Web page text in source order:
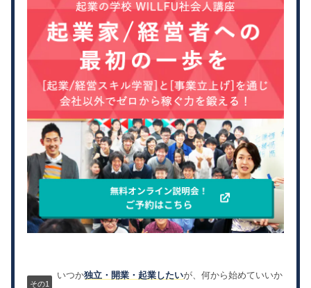
いつか独立・開業・起業したいが、何から始めていいか